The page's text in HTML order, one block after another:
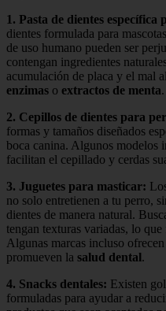
1. Pasta de dientes específica
dientes formulada para
de uso humano pueden ser
contengan ingredientes
acumulación de placa y el mal
enzimas o extractos de menta.
2. Cepillos de dientes para
formas y tamaños diseñados
boca canina. Algunos modelos
facilitan el cepillado y cerdas
3. Juguetes para masticar:
no solo entretienen a tu perro,
dientes de manera natural.
tengan texturas variadas, lo
Algunas marcas incluso
promueven la salud dental.
4. Snacks dentales: Existen
formuladas para ayudar a